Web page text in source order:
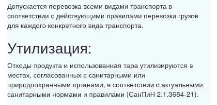
Допускается перевозка всеми видами транспорта в
соответствии с действующими правилами перевозки грузов
для каждого конкретного вида транспорта.
Утилизация:
Отходы продукта и использованная тара утилизируются в
местах, согласованных с санитарными или
природоохранными органами, в соответствии с актуальными
санитарными нормами и правилами (СанПиН 2.1.3684-21).